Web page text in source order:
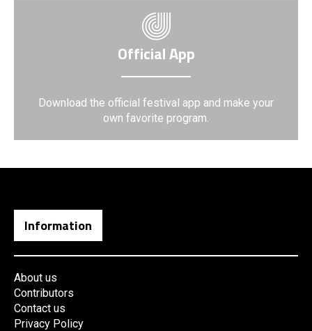
Official App
Download the official festival app and make your
own favorite program.
Information
About us
Contributors
Contact us
Privacy Policy